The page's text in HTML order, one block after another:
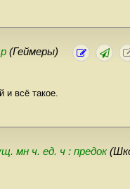
(Геймеры)
и всё такое.
мн ч. ед. ч : предок